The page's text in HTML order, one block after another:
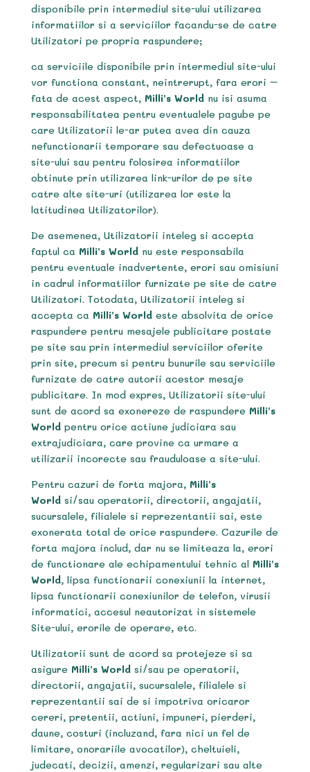
disponibile prin intermediul site-ului utilizarea
informatiilor si a serviciilor facandu-se de catre
Utilizatori pe propria raspundere;
ca serviciile disponibile prin intermediul site-ului
vor functiona constant, neintrerupt, fara erori –
fata de acest aspect, Milli’s Worldnu isi asuma
responsabilitatea pentru eventualele pagube pe
care Utilizatorii le-ar putea avea din cauza
nefunctionarii temporare sau defectuoase a
site-ului sau pentru folosirea informatiilor
obtinute prin utilizarea link-urilor de pe site
catre alte site-uri (utilizarea lor este la
latitudinea Utilizatorilor).
De asemenea, Utilizatorii inteleg si accepta
faptul ca Milli’s Worldnu este responsabila
pentru eventuale inadvertente, erori sau omisiuni
in cadrul informatiilor furnizate pe site de catre
Utilizatori. Totodata, Utilizatorii inteleg si
accepta ca Milli’s Worldeste absolvita de orice
raspundere pentru mesajele publicitare postate
pe site sau prin intermediul serviciilor oferite
prin site, precum si pentru bunurile sau serviciile
furnizate de catre autorii acestor mesaje
publicitare. In mod expres, Utilizatorii site-ului
sunt de acord sa exonereze de raspundere Milli’s
Worldpentru orice actiune judiciara sau
extrajudiciara, care provine ca urmare a
utilizarii incorecte sau frauduloase a site-ului.
Pentru cazuri de forta majora, Milli’s
Worldsi/sau operatorii, directorii, angajatii,
sucursalele, filialele si reprezentantii sai, este
exonerata total de orice raspundere. Cazurile de
forta majora includ, dar nu se limiteaza la, erori
de functionare ale echipamentului tehnic al Milli’s
World, lipsa functionarii conexiunii la internet,
lipsa functionarii conexiunilor de telefon, virusii
informatici, accesul neautorizat in sistemele
Site-ului, erorile de operare, etc.
Utilizatorii sunt de acord sa protejeze si sa
asigure Milli’s Worldsi/sau pe operatorii,
directorii, angajatii, sucursalele, filialele si
reprezentantii sai de si impotriva oricaror
cereri, pretentii, actiuni, impuneri, pierderi,
daune, costuri (incluzand, fara nici un fel de
limitare, onorariile avocatilor), cheltuieli,
judecati, decizii, amenzi, regularizari sau alte